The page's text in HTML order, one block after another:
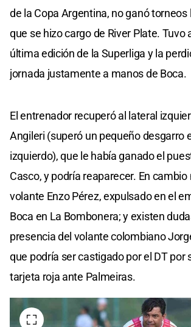
de la Copa Argentina, no ganó torneos
que se hizo cargo de River Plate. Tuvo
última edición de la Superliga y la
jornada justamente a manos de Boca.
El entrenador recuperó al lateral
Angileri (superó un pequeño desgarro
izquierdo), que le había ganado el
Casco, y podría reaparecer. En cambio
volante Enzo Pérez, expulsado en el
Boca en La Bombonera; y existen
presencia del volante colombiano
que podría ser castigado por el DT por
tarjeta roja ante Palmeiras.